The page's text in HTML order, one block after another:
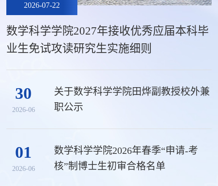
2026-07-22
数学科学学院2027年接收优秀应届本科毕
业生免试攻读研究生实施细则
30
2026-06
关于数学科学学院田烨副教授校外兼
职公示
01
2026-06
数学科学学院2026年春季“申请-考
核”制博士生初审合格名单